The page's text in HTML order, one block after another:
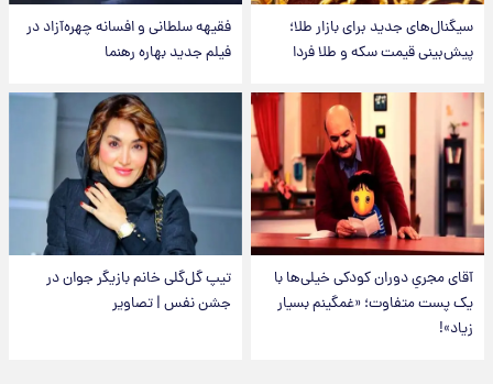
سیگنال‌های جدید برای بازار طلا؛
پیش‌بینی قیمت سکه و طلا فردا
فقیهه سلطانی و افسانه چهره‌آزاد در
فیلم جدید بهاره رهنما
آقای مجریِ دوران کودکی خیلی‌ها با
یک پست متفاوت؛ «غمگینم بسیار
زیاد»!
تیپ گل‌گلی خانم بازیگر جوان در
جشن نفس | تصاویر